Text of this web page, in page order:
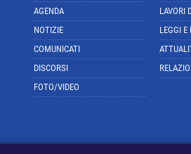
AGENDA
NOTIZIE
COMUNICATI
DISCORSI
FOTO/VIDEO
LAVORI
LEGGI E